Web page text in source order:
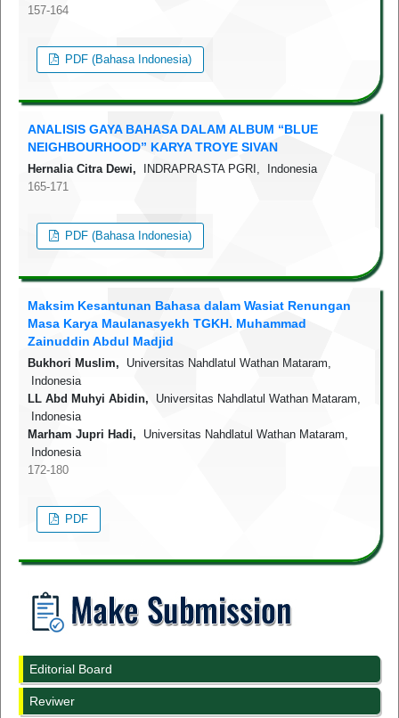
157-164
PDF (Bahasa Indonesia)
ANALISIS GAYA BAHASA DALAM ALBUM “BLUE
NEIGHBOURHOOD” KARYA TROYE SIVAN
Hernalia Citra Dewi, INDRAPRASTA PGRI, Indonesia
165-171
PDF (Bahasa Indonesia)
Maksim Kesantunan Bahasa dalam Wasiat Renungan
Masa Karya Maulanasyekh TGKH. Muhammad
Zainuddin Abdul Madjid
Bukhori Muslim, Universitas Nahdlatul Wathan Mataram,
Indonesia
LL Abd Muhyi Abidin, Universitas Nahdlatul Wathan Mataram,
Indonesia
Marham Jupri Hadi, Universitas Nahdlatul Wathan Mataram,
Indonesia
172-180
PDF
Editorial Board
Reviwer